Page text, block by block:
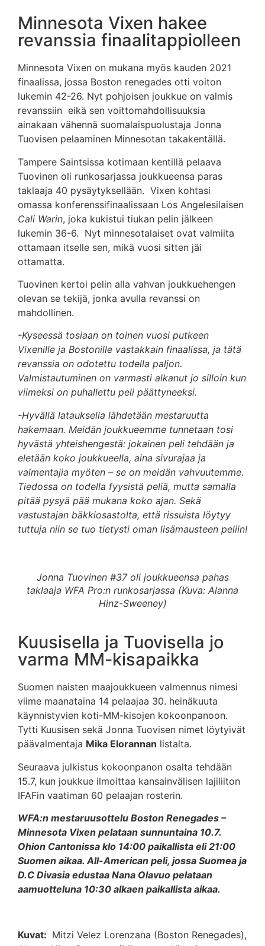
Minnesota Vixen hakee
revanssia finaalitappiolleen
Minnesota Vixen on mukana myös kauden 2021
finaalissa, jossa Boston renegades otti voiton
lukemin 42-26. Nyt pohjoisen joukkue on valmis
revanssiin eikä sen voittomahdollisuuksia
ainakaan vähennä suomalaispuolustaja Jonna
Tuovisen pelaaminen Minnesotan takakentällä.
Tampere Saintsissa kotimaan kentillä pelaava
Tuovinen oli runkosarjassa joukkueensa paras
taklaaja 40 pysäytyksellään. Vixen kohtasi
omassa konferenssifinaalissaan Los Angelesilaisen
Cali Warin, joka kukistui tiukan pelin jälkeen
lukemin 36-6. Nyt minnesotalaiset ovat valmiita
ottamaan itselle sen, mikä vuosi sitten jäi
ottamatta.
Tuovinen kertoi pelin alla vahvan joukkuehengen
olevan se tekijä, jonka avulla revanssi on
mahdollinen.
-Kyseessä tosiaan on toinen vuosi putkeen
Vixenille ja Bostonille vastakkain finaalissa, ja tätä
revanssia on odotettu todella paljon.
Valmistautuminen on varmasti alkanut jo silloin kun
viimeksi on puhallettu peli päättyneeksi.
-Hyvällä latauksella lähdetään mestaruutta
hakemaan. Meidän joukkueemme tunnetaan tosi
hyvästä yhteishengestä: jokainen peli tehdään ja
eletään koko joukkueella, aina sivurajaa ja
valmentajia myöten – se on meidän vahvuutemme.
Tiedossa on todella fyysistä peliä, mutta samalla
pitää pysyä pää mukana koko ajan. Sekä
vastustajan bäkkiosastolta, että rissuista löytyy
tuttuja niin se tuo tietysti oman lisämausteen peliin!
Jonna Tuovinen #37 oli joukkueensa pahas
taklaaja WFA Pro:n runkosarjassa (Kuva: Alanna
Hinz-Sweeney)
Kuusisella ja Tuovisella jo
varma MM-kisapaikka
Suomen naisten maajoukkueen valmennus nimesi
viime maanataina 14 pelaajaa 30. heinäkuuta
käynnistyvien koti-MM-kisojen kokoonpanoon.
Tytti Kuusisen sekä Jonna Tuovisen nimet löytyivät
päävalmentaja Mika Elorannan listalta.
Seuraava julkistus kokoonpanon osalta tehdään
15.7, kun joukkue ilmoittaa kansainvälisen lajiliiton
IFAFin vaatiman 60 pelaajan rosterin.
WFA:n mestaruusottelu Boston Renegades –
Minnesota Vixen pelataan sunnuntaina 10.7.
Ohion Cantonissa klo 14:00 paikallista eli 21:00
Suomen aikaa. All-American peli, jossa Suomea ja
D.C Divasia edustaa Nana Olavuo pelataan
aamuotteluna 10:30 alkaen paikallista aikaa.
Kuvat: Mitzi Velez Lorenzana (Boston Renegades),